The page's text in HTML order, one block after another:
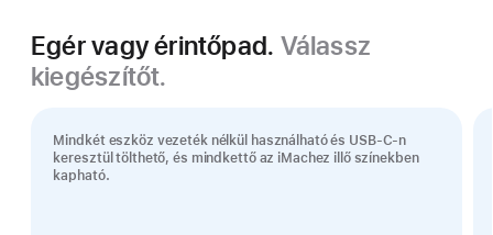
Egér vagy érintőpad. Válassz
kiegészítőt.
Mindkét eszköz vezeték nélkül használható és USB-C-n
keresztül tölthető, és mindkettő az iMachez illő színekben
kapható.